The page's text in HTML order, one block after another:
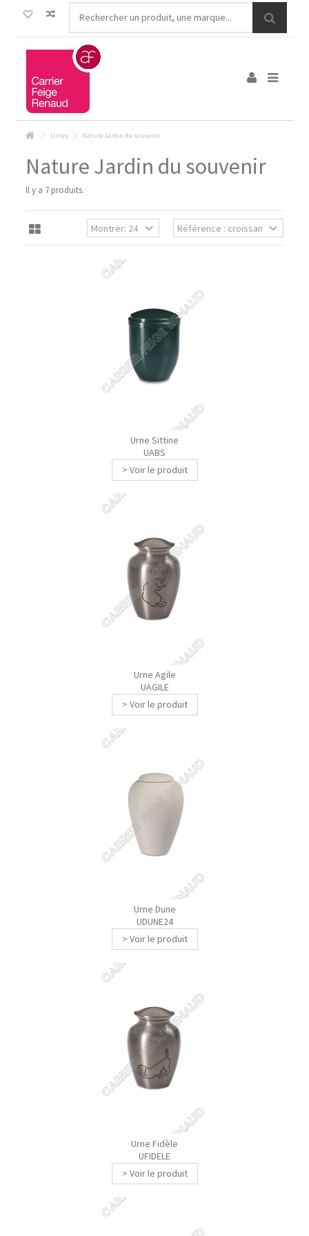
Urnes Nature Jardin du souvenir
Nature Jardin du souvenir
Il y a 7 produits.
Urne Sittine
UABS
> Voir le produit
Urne Agile
UAGILE
> Voir le produit
Urne Dune
UDUNE24
> Voir le produit
Urne Fidèle
UFIDELE
> Voir le produit